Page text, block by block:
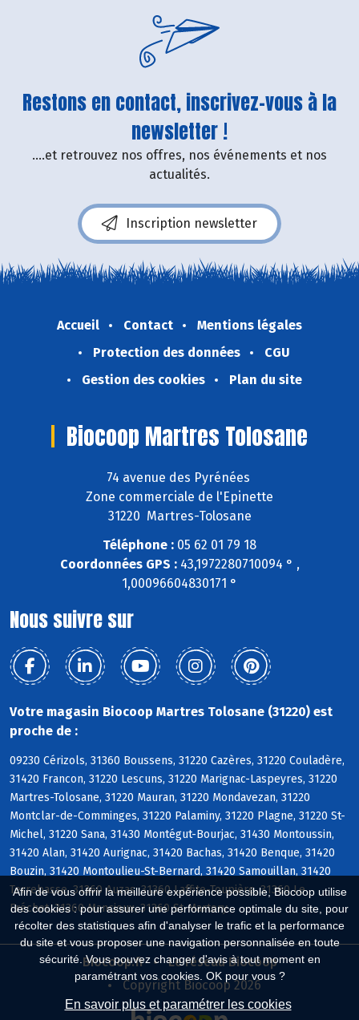
Afin de vous offrir la meilleure expérience possible, Biocoop utilise
des cookies : pour assurer une performance optimale du site, pour
récolter des statistiques afin d'analyser le trafic et la performance
du site et vous proposer une navigation personnalisée en toute
sécurité. Vous pouvez changer d'avis à tout moment en
paramétrant vos cookies. OK pour vous ?
En savoir plus et paramétrer les cookies
Restons en contact, inscrivez-vous à la
newsletter !
....et retrouvez nos offres, nos événements et nos
actualités.
Inscription newsletter
Accueil Contact
Mentions légales
Protection des données
CGU
Gestion des cookies
Plan du site
Biocoop Martres Tolosane
74 avenue des Pyrénées
Zone commerciale de l'Epinette
31220 Martres-Tolosane
Téléphone : 05 62 01 79 18
Coordonnées GPS :43,1972280710094 ° ,
1,00096604830171 °
Nous suivre sur
Votre magasin Biocoop Martres Tolosane (31220) est
proche de :
09230 Cérizols, 31360 Boussens, 31220 Cazères, 31220 Couladère,
31420 Francon, 31220 Lescuns, 31220 Marignac-Laspeyres, 31220
Martres-Tolosane, 31220 Mauran, 31220 Mondavezan, 31220
Montclar-de-Comminges, 31220 Palaminy, 31220 Plagne, 31220 St-
Michel, 31220 Sana, 31430 Montégut-Bourjac, 31430 Montoussin,
31420 Alan, 31420 Aurignac, 31420 Bachas, 31420 Benque, 31420
Bouzin, 31420 Montoulieu-St-Bernard, 31420 Samouillan, 31420
Terrebasse, 31360 Auzas, 31360 Laffite-Toupière, 31360 Le
Fréchet, 31360 Mancioux, 31360 St-Martory
Biocoop.fr
Le réseau Biocoop
Copyright Biocoop 2026